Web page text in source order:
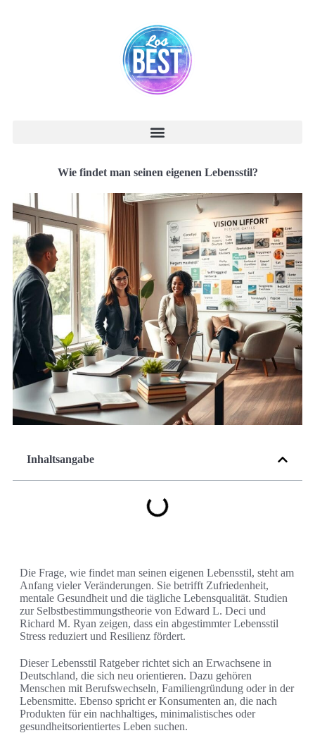
Wie findet man seinen eigenen Lebensstil?
Inhaltsangabe
Die Frage, wie findet man seinen eigenen Lebensstil, steht am
Anfang vieler Veränderungen. Sie betrifft Zufriedenheit,
mentale Gesundheit und die tägliche Lebensqualität. Studien
zur Selbstbestimmungstheorie von Edward L. Deci und
Richard M. Ryan zeigen, dass ein abgestimmter Lebensstil
Stress reduziert und Resilienz fördert.
Dieser Lebensstil Ratgeber richtet sich an Erwachsene in
Deutschland, die sich neu orientieren. Dazu gehören
Menschen mit Berufswechseln, Familiengründung oder in der
Lebensmitte. Ebenso spricht er Konsumenten an, die nach
Produkten für ein nachhaltiges, minimalistisches oder
gesundheitsorientiertes Leben suchen.